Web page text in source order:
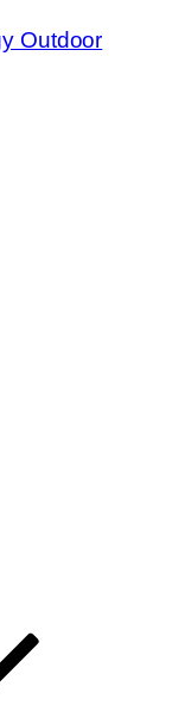
Outdoor